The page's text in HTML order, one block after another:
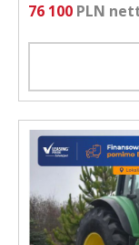
76 100 PLN